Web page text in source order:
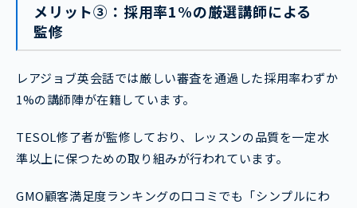
メリット③：採用率1%の厳選講師による
監修
レアジョブ英会話では厳しい審査を通過した採用率わずか
1%の講師陣が在籍しています。
TESOL修了者が監修しており、レッスンの品質を一定水
準以上に保つための取り組みが行われています。
GMO顧客満足度ランキングの口コミでも「シンプルにわ